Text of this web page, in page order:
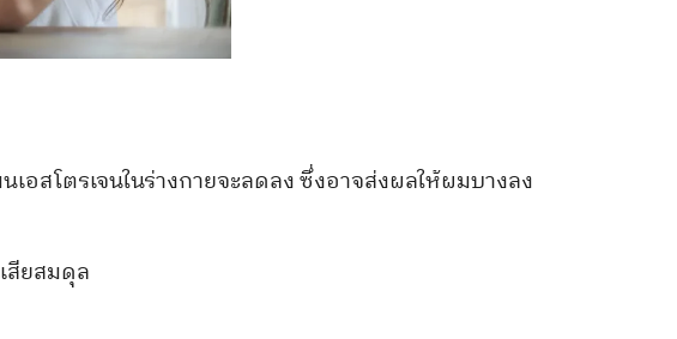
อสโตรเจนในร่างกายจะลดลง ซึ่งอาจส่งผลให้ผมบางลง